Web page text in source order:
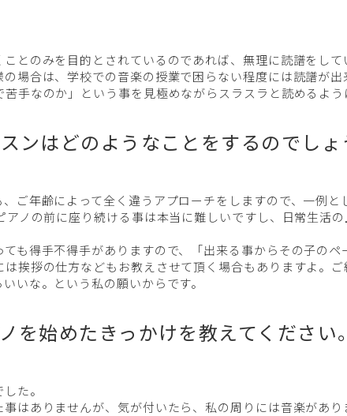
とのみを目的とされているのであれば、無理に読譜をし
場合は、学校での音楽の授業で困らない程度には読譜が
手なのか」という事を見極めながらスラスラと読めるよう
ンはどのようなことをするのでしょ
ご年齢によって全く違うアプローチをしますので、一例と
アノの前に座り続ける事は本当に難しいですし、日常生活
も得手不得手がありますので、「出来る事からその子の
挨拶の仕方などもお教えさせて頂く場合もありますよ。
いな。という私の願いからです。
を始めたきっかけを教えてください。
た。
はありませんが、気が付いたら、私の周りには音楽があり